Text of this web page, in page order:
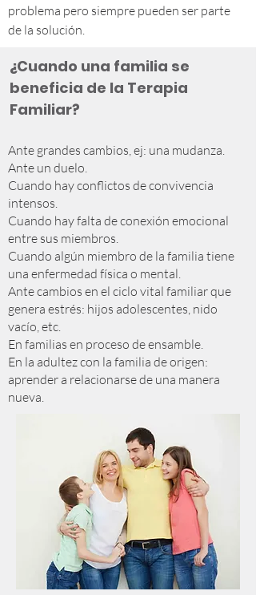
problema pero siempre pueden ser parte
de la solución.
¿Cuando una familia se
beneficia de la Terapia
Familiar?
Ante grandes cambios, ej: una mudanza.
Ante un duelo.
Cuando hay conflictos de convivencia
intensos.
Cuando hay falta de conexión emocional
entre sus miembros.
Cuando algún miembro de la familia tiene
una enfermedad física o mental.
Ante cambios en el ciclo vital familiar que
genera estrés: hijos adolescentes, nido
vacío, etc.
En familias en proceso de ensamble.
En la adultez con la familia de origen:
aprender a relacionarse de una manera
nueva.